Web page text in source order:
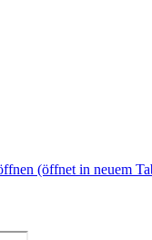
(öffnet in neuem